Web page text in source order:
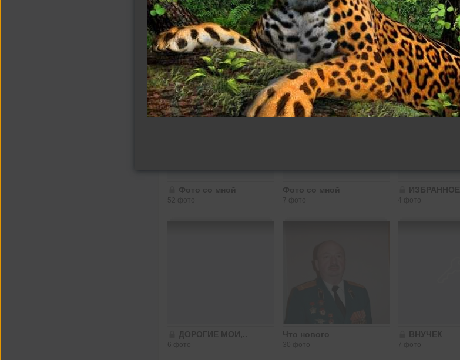
Другие альбомы
Фото со мной
52 фото
Фото со мной
7 фото
ИЗБРАННОЕ
4 фото
ДОРОГИЕ МОИ,..
6 фото
Что нового
30 фото
ВНУЧЕК
7 фото